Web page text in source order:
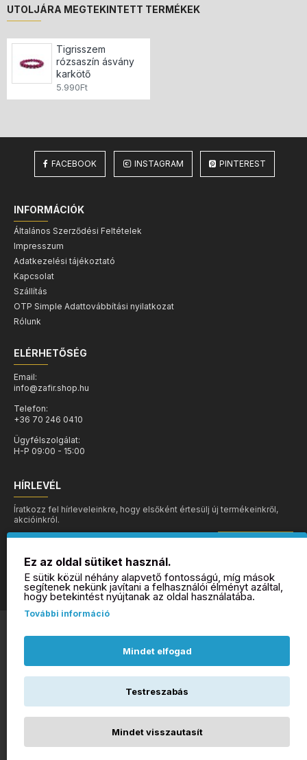
UTOLJÁRA MEGTEKINTETT TERMÉKEK
Tigrisszem
rózsaszín ásvány
karkötő
5.990Ft
FACEBOOK INSTAGRAM PINTEREST
INFORMÁCIÓK
Általános Szerződési Feltételek
Impresszum
Adatkezelési tájékoztató
Kapcsolat
Szállítás
OTP Simple Adattovábbítási nyilatkozat
Rólunk
ELÉRHETŐSÉG
Email:
info@zafir.shop.hu
Telefon:
+36 70 246 0410
Ügyfélszolgálat:
H-P 09:00 - 15:00
HÍRLEVÉL
Íratkozz fel hírleveleinkre, hogy elsőként értesülj új termékeinkről,
akcióinkról.
Elolvastam és megértettem az Adatvédelmi irányelvek -et
Ez az oldal sütiket használ.
E sütik közül néhány alapvető fontosságú, míg mások
segítenek nekünk javítani a felhasználói élményt azáltal,
hogy betekintést nyújtanak az oldal használatába.
További információ
Mindet elfogad
Testreszabás
Mindet visszautasít